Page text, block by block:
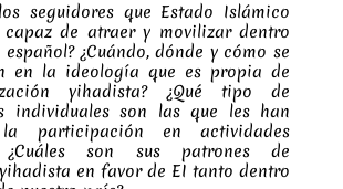
seguidores que Estado Islámico
de atraer y movilizar dentro
¿Cuándo, dónde y cómo se
en la ideología que es propia de
yihadista? ¿Qué tipo de
individuales son las que les han
participación en actividades
¿Cuáles son sus patrones de
en favor de EI tanto dentro